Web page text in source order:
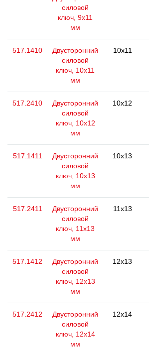
силовой
ключ, 9x11
мм
517.1410
Двусторонний
силовой
ключ, 10x11
мм
10x11
517.2410
Двусторонний
силовой
ключ, 10x12
мм
10x12
517.1411
Двусторонний
силовой
ключ, 10x13
мм
10x13
517.2411
Двусторонний
силовой
ключ, 11x13
мм
11x13
517.1412
Двусторонний
силовой
ключ, 12x13
мм
12x13
517.2412
Двусторонний
силовой
ключ, 12x14
мм
12x14